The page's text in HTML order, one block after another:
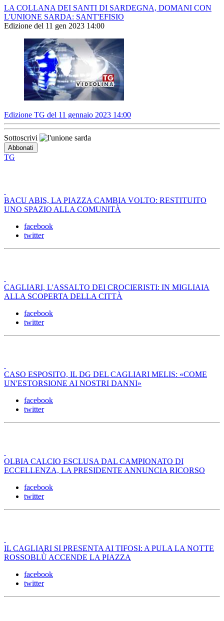
LA COLLANA DEI SANTI DI SARDEGNA, DOMANI CON
L'UNIONE SARDA: SANT'EFISIO
Edizione del 11 gen 2023 14:00
Edizione TG del 11 gennaio 2023 14:00
Sottoscrivi
TG
BACU ABIS, LA PIAZZA CAMBIA VOLTO: RESTITUITO
UNO SPAZIO ALLA COMUNITÀ
facebook
twitter
CAGLIARI, L'ASSALTO DEI CROCIERISTI: IN MIGLIAIA
ALLA SCOPERTA DELLA CITTÀ
facebook
twitter
CASO ESPOSITO, IL DG DEL CAGLIARI MELIS: «COME
UN'ESTORSIONE AI NOSTRI DANNI»
facebook
twitter
OLBIA CALCIO ESCLUSA DAL CAMPIONATO DI
ECCELLENZA, LA PRESIDENTE ANNUNCIA RICORSO
facebook
twitter
IL CAGLIARI SI PRESENTA AI TIFOSI: A PULA LA NOTTE
ROSSOBLÙ ACCENDE LA PIAZZA
facebook
twitter